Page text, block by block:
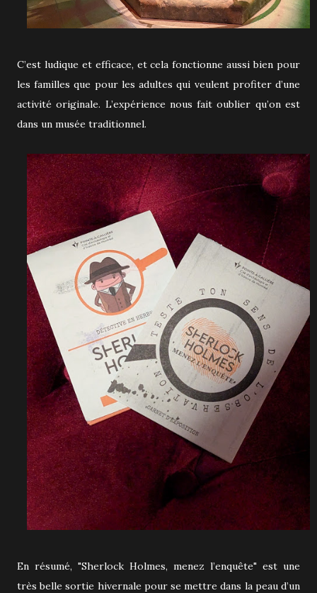
C’est ludique et efficace, et cela fonctionne aussi bien pour
les familles que pour les adultes qui veulent profiter d’une
activité originale. L’expérience nous fait oublier qu’on est
dans un musée traditionnel.
En résumé, "Sherlock Holmes, menez l’enquête" est une
très belle sortie hivernale pour se mettre dans la peau d’un